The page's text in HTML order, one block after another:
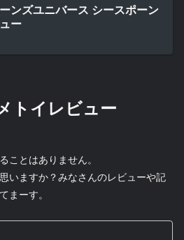
ンズユニバース シースポーン
ー
トイレビュー
ことはありません。
いますか？みなさんのレビューや記
まーす。